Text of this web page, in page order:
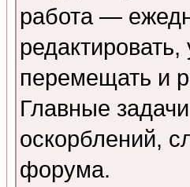
работа —
перемещать и
Главные
оскорблений,
форума.